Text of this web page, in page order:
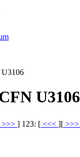
U3106
U3106
>>> ] 123: [ <<< ][ >>>